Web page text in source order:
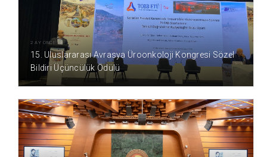
2 AY ÖNCE
15. Uluslararası Avrasya Üroonkoloji Kongresi Sözel
Bildiri Üçüncülük Ödülü